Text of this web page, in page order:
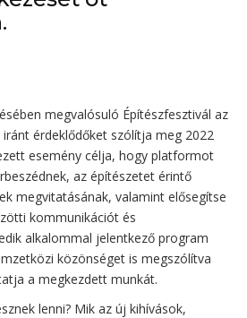
megvalósuló Építészfesztivál az
érdeklődőket szólítja meg 2022
esemény célja, hogy platformot
az építészetet érintő
megvitatásának, valamint elősegítse
kommunikációt és
alkalommal jelentkező program
közönséget is megszólítva
a megkezdett munkát.
lenni? Mik az új kihívások,